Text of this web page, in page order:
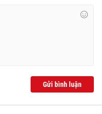
Gửi bình luận